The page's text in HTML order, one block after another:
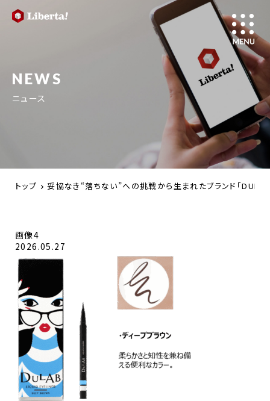
NEWS
ニュース
トップ 妥協なき“落ちない”への挑戦から生まれたブランド「
画像4
2026.05.27